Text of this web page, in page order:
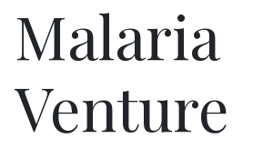
Malaria
Venture